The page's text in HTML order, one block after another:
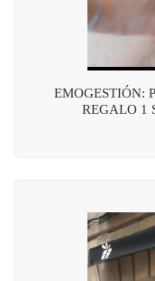
EMOGESTIÓN:
REGALO 1